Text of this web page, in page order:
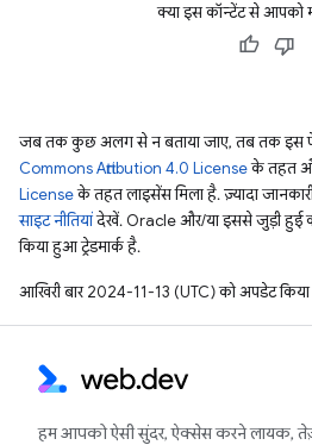
क्या इस कॉन्टेंट से आपको
जब तक कुछ अलग से न बताया जाए, तब तक इस
Commons Attribution 4.0 Licenseके तहत
Licenseके तहत लाइसेंस मिला है. ज़्यादा
साइट नीतियांदेखें. Oracle और/या इससे जुड़ी हुई
किया हुआ ट्रेडमार्क है.
आखिरी बार 2024-11-13 (UTC) को अपडेट किया
हम आपको ऐसी सुंदर, ऐक्सेस करने लायक,